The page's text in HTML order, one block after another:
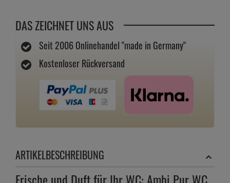
DAS ZEICHNET UNS AUS
Seit 2006 Onlinehandel "made in Germany"
Kostenloser Rückversand
ARTIKELBESCHREIBUNG
Frische und Duft für Ihr WC: Ambi Pur WC